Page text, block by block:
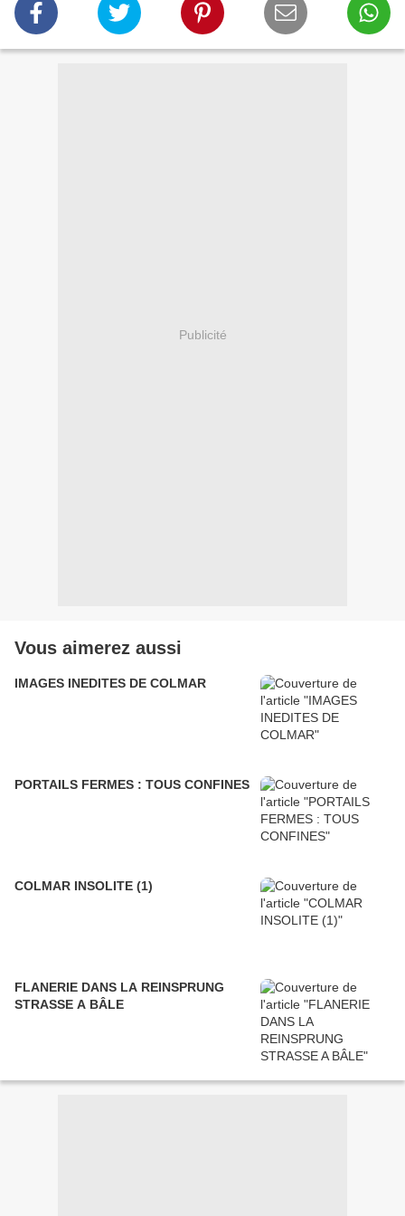
Publicité
Vous aimerez aussi
IMAGES INEDITES DE COLMAR
PORTAILS FERMES : TOUS CONFINES
COLMAR INSOLITE (1)
FLANERIE DANS LA REINSPRUNG
STRASSE A BÂLE